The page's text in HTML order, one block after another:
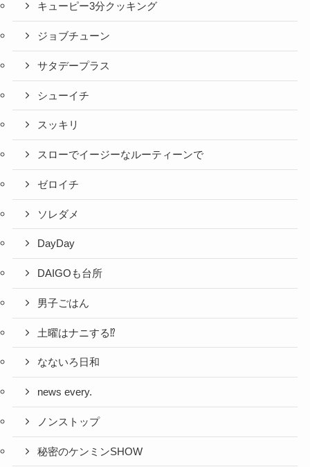
キューピー3分クッキング
ジョブチューン
サタデープラス
シューイチ
スッキリ
スローでイージーなルーティーンで
ゼロイチ
ソレダメ
DayDay
DAIGOも台所
男子ごはん
土曜はナニする⁉
なないろ日和
news every.
ノンストップ
秘密のケンミンSHOW